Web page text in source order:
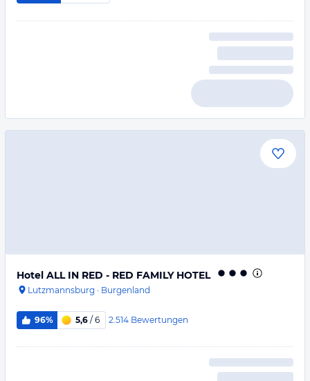
Hotel ALL IN RED - RED FAMILY HOTEL
Lutzmannsburg · Burgenland
96% 5,6 / 6 2.514 Bewertungen